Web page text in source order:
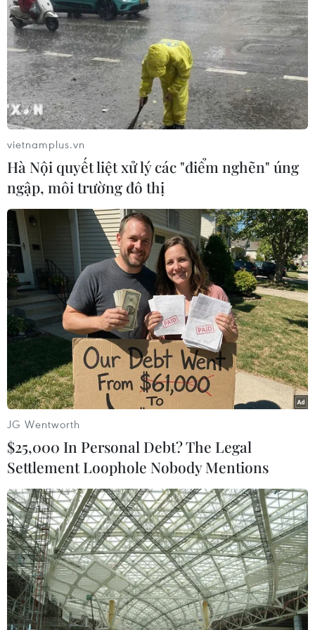
TIN LIÊN QUAN
Tân Thủ tướng Nhật Bản dự định thăm
Việt Nam vào tháng 10
30/09/2020 03:40
Tân Thủ tướng Nhật Bản Yoshihide Suga dự định sẽ
thăm Việt Nam và Indonesia vào khoảng giữa tháng 10
tới trong chuyến công du nước ngoài chính thức đầu tiên
kể từ khi ông nhậm chức.
vietnamplus.vn
Hà Nội quyết liệt xử lý các "điểm nghẽn" úng
ngập, môi trường đô thị
JG Wentworth
$25,000 In Personal Debt? The Legal
Settlement Loophole Nobody Mentions